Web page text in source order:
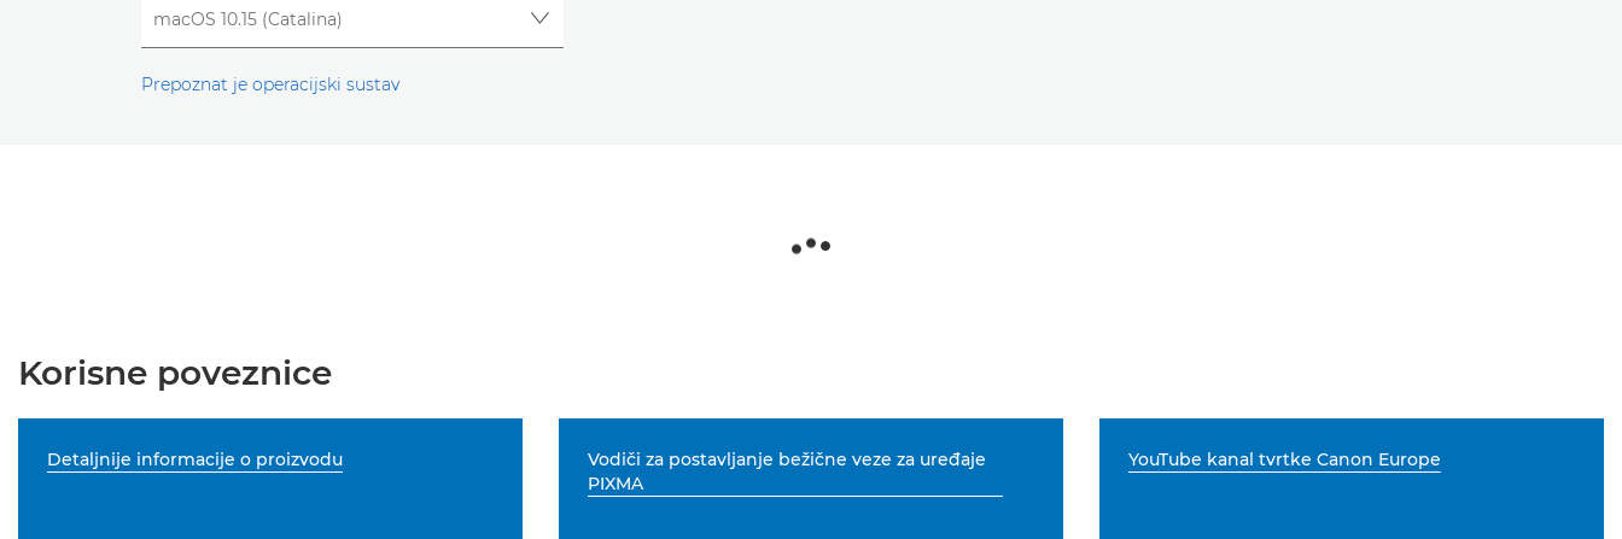
Prepoznat je operacijski sustav
Korisne poveznice
Detaljnije informacije o proizvodu
Vodiči za postavljanje bežične veze za uređaje
PIXMA
YouTube kanal tvrtke Canon Europe